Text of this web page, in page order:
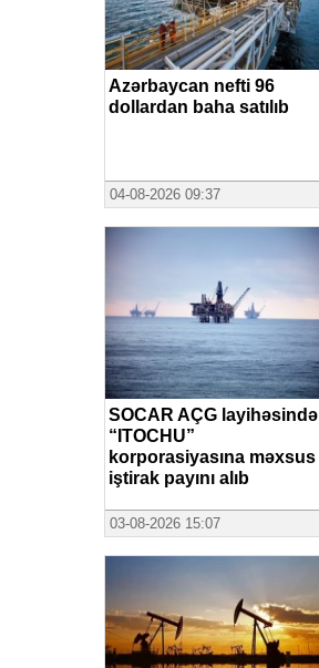
Azərbaycan nefti 96
dollardan baha satılıb
04-08-2026 09:37
SOCAR AÇG layihəsində
“ITOCHU”
korporasiyasına məxsus
iştirak payını alıb
03-08-2026 15:07